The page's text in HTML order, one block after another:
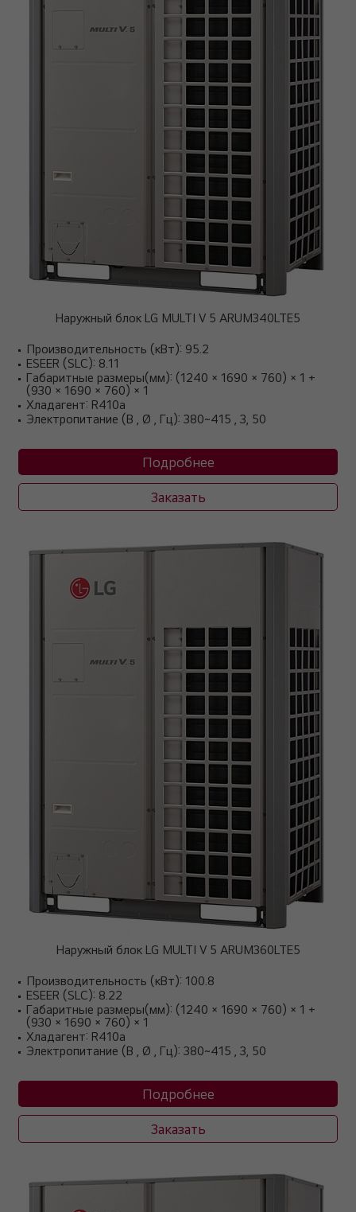
Наружный блок LG MULTI V 5 ARUM340LTE5
Производительность (кВт): 95.2
ESEER (SLC): 8.11
Габаритные размеры(мм): (1240 × 1690 × 760) × 1 +
(930 × 1690 × 760) × 1
Хладагент: R410a
Электропитание (В , Ø , Гц): 380~415 , 3, 50
Подробнее
Заказать
Наружный блок LG MULTI V 5 ARUM360LTE5
Производительность (кВт): 100.8
ESEER (SLC): 8.22
Габаритные размеры(мм): (1240 × 1690 × 760) × 1 +
(930 × 1690 × 760) × 1
Хладагент: R410a
Электропитание (В , Ø , Гц): 380~415 , 3, 50
Подробнее
Заказать